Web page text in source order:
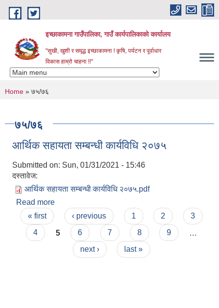
Skip to main content
इच्छाकामना गाउँपालिका, गाउँ कार्यपालिकाको कार्यालय
"सुखी, खुशी र समृद्ध इच्छाकामना ! कृषि, पर्यटन र पूर्वाधार
विकास हाम्रो चाहना !!"
You are here
Home » ७५/७६
७५/७६
आर्थिक सहायता सम्बन्धी कार्यविधि २०७५
Submitted on: Sun, 01/31/2021 - 15:46
दस्तावेज:
आर्थिक सहायता सम्बन्धी कार्यविधि २०७५.pdf
Read more
Pages
« first ‹ previous 1 2
3
4
5 6 7 8 9
next ›
last »